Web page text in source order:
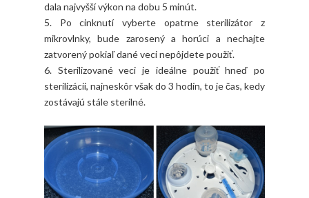
dala najvyšší výkon na dobu 5 minút.
5. Po cinknutí vyberte opatrne sterilizátor z
mikrovlnky, bude zarosený a horúci a nechajte
zatvorený pokiaľ dané veci nepôjdete použiť.
6. Sterilizované veci je ideálne použiť hneď po
sterilizácii, najneskôr však do 3 hodín, to je čas, kedy
zostávajú stále sterilné.